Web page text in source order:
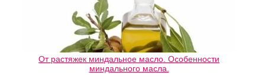
От растяжек миндальное масло. Особенности
миндального масла.